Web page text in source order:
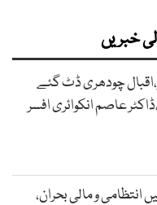
خبریں
چودھری ڈٹ گئے
عاصم انکوائری افسر
انتظامی و مالی بحران،